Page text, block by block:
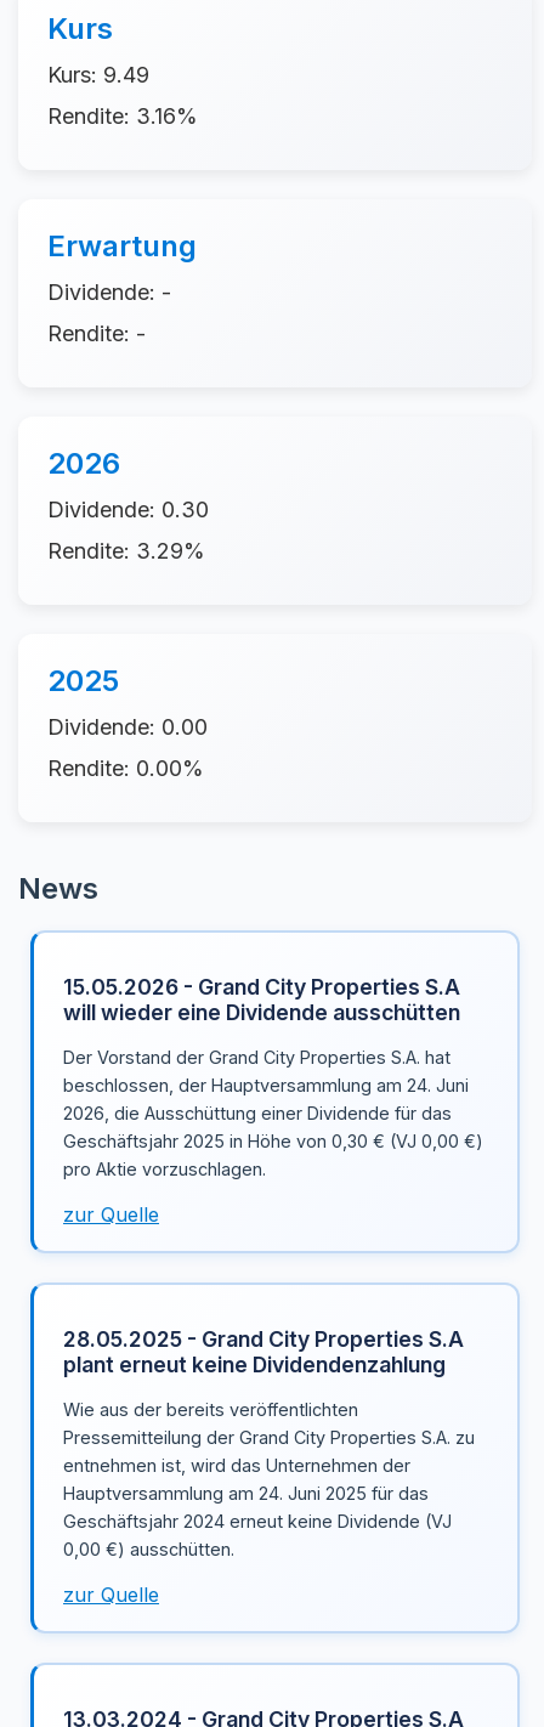
Kurs
Kurs: 9.49
Rendite: 3.16%
Erwartung
Dividende: -
Rendite: -
2026
Dividende: 0.30
Rendite: 3.29%
2025
Dividende: 0.00
Rendite: 0.00%
News
15.05.2026 - Grand City Properties S.A
will wieder eine Dividende ausschütten
Der Vorstand der Grand City Properties S.A. hat
beschlossen, der Hauptversammlung am 24. Juni
2026, die Ausschüttung einer Dividende für das
Geschäftsjahr 2025 in Höhe von 0,30 € (VJ 0,00 €)
pro Aktie vorzuschlagen.
zur Quelle
28.05.2025 - Grand City Properties S.A
plant erneut keine Dividendenzahlung
Wie aus der bereits veröffentlichten
Pressemitteilung der Grand City Properties S.A. zu
entnehmen ist, wird das Unternehmen der
Hauptversammlung am 24. Juni 2025 für das
Geschäftsjahr 2024 erneut keine Dividende (VJ
0,00 €) ausschütten.
zur Quelle
13.03.2024 - Grand City Properties S.A